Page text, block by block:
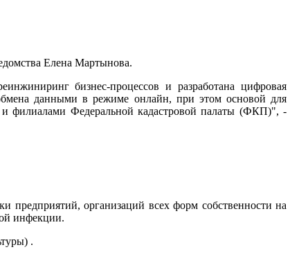
Елена Мартынова.
бизнес-процессов и разработана цифровая
обмена данными в режиме онлайн, при этом основой для
и филиалами Федеральной кадастровой палаты (ФКП)", -
предприятий, организаций всех форм собственности на
инфекции.
.